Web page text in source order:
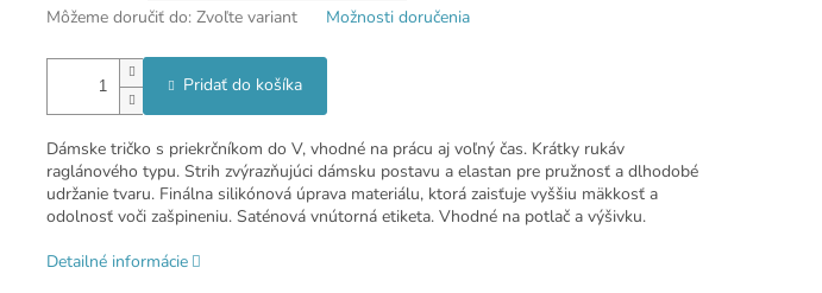
Môžeme doručiť do: Zvoľte variant Možnosti doručenia
Pridať do košíka
Dámske tričko s priekrčníkom do V, vhodné na prácu aj voľný čas. Krátky rukáv
raglánového typu. Strih zvýrazňujúci dámsku postavu a elastan pre pružnosť a dlhodobé
udržanie tvaru. Finálna silikónová úprava materiálu, ktorá zaisťuje vyššiu mäkkosť a
odolnosť voči zašpineniu. Saténová vnútorná etiketa. Vhodné na potlač a výšivku.
Detailné informácie